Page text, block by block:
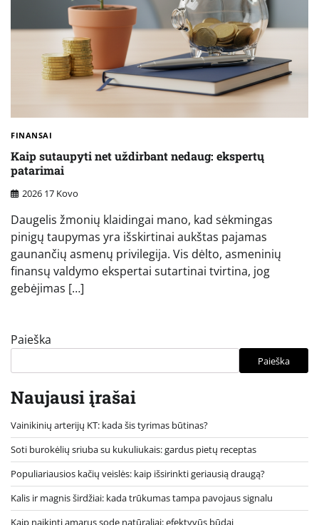
FINANSAI
Kaip sutaupyti net uždirbant nedaug: ekspertų
patarimai
2026 17 Kovo
Daugelis žmonių klaidingai mano, kad sėkmingas
pinigų taupymas yra išskirtinai aukštas pajamas
gaunančių asmenų privilegija. Vis dėlto, asmeninių
finansų valdymo ekspertai sutartinai tvirtina, jog
gebėjimas […]
Paieška
Paieška
Naujausi įrašai
Vainikinių arterijų KT: kada šis tyrimas būtinas?
Soti burokėlių sriuba su kukuliukais: gardus pietų receptas
Populiariausios kačių veislės: kaip išsirinkti geriausią draugą?
Kalis ir magnis širdžiai: kada trūkumas tampa pavojaus signalu
Kaip naikinti amarus sode natūraliai: efektyvūs būdai